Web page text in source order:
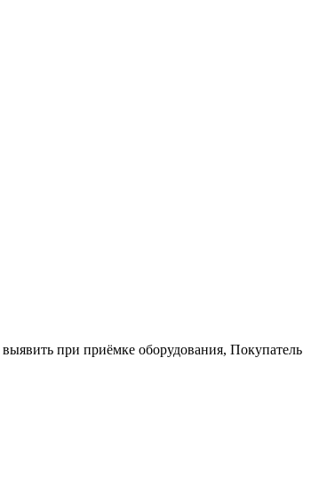
при приёмке оборудования, Покупатель